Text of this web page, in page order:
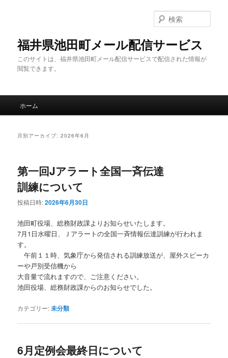
福井県池田町メール配信サービス
このサイトは、福井県池田町メール配信サービスで配信された情報が
閲覧できます。
索
ホーム
月別アーカイブ:2026年6月
第一回Jアラート全国一斉伝達
訓練について
投稿日時:2026年6月30日
池田町役場、総務財政課よりお知らせいたします。
7月1日水曜日、Ｊアラートの全国一斉情報伝達訓練が行われま
す。
午前１１時、気象庁から発信される訓練放送が、屋外スピーカ
ーや戸別受信機から
大音量で流れますので、ご注意ください。
池田役場、総務財政課からのお知らせでした。
カテゴリー:未分類
6月定例会最終日について